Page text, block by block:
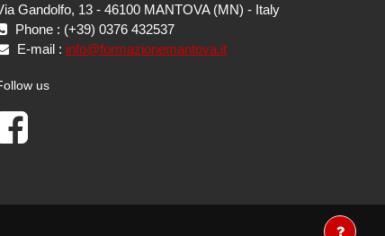
Gandolfo, 13 - 46100 MANTOVA (MN) - Italy
Phone : (+39) 0376 432537
E-mail : info@formazionemantova.it
us